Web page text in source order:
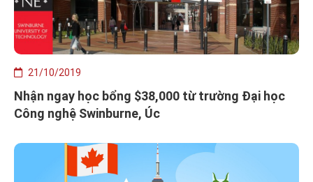
21/10/2019
Nhận ngay học bổng $38,000 từ trường Đại học
Công nghệ Swinburne, Úc